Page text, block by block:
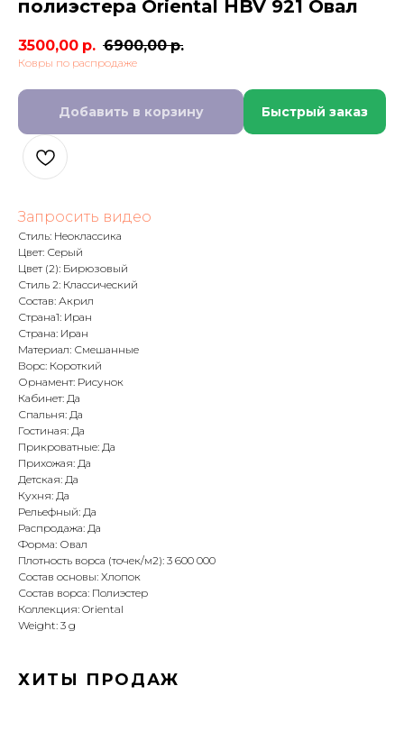
полиэстера Oriental HBV 921 Овал
3500,00 р. 6900,00 р.
Ковры по распродаже
Добавить в корзину Быстрый заказ
Запросить видео
Стиль: Неоклассика
Цвет: Серый
Цвет (2): Бирюзовый
Стиль 2: Классический
Состав: Акрил
Страна1: Иран
Страна: Иран
Материал: Смешанные
Ворс: Короткий
Орнамент: Рисунок
Кабинет: Да
Спальня: Да
Гостиная: Да
Прикроватные: Да
Прихожая: Да
Детская: Да
Кухня: Да
Рельефный: Да
Распродажа: Да
Форма: Овал
Плотность ворса (точек/м2): 3 600 000
Состав основы: Хлопок
Состав ворса: Полиэстер
Коллекция: Oriental
Weight: 3 g
ХИТЫ ПРОДАЖ